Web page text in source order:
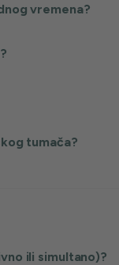
vremena?
tumača?
ili simultano)?